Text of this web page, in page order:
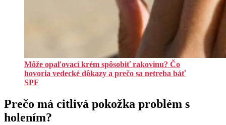
Môže opaľovací krém spôsobiť rakovinu? Čo
hovoria vedecké dôkazy a prečo sa netreba báť
SPF
Prečo má citlivá pokožka problém s
holením?